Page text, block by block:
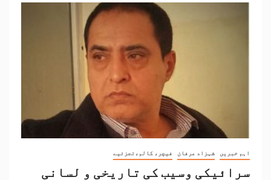
اہم خبریں شہزاد عرفان فیچر، کالم،تجزئیے
سرائیکی وسیب کی تاریخی و لسانی